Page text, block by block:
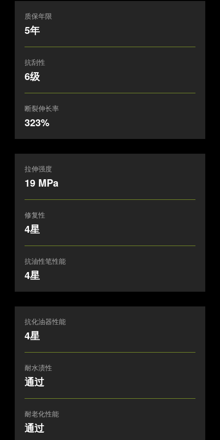
质保年限
5年
抗刮性
6级
断裂伸长率
323%
拉伸强度
19 MPa
修复性
4星
抗油性笔性能
4星
抗化油器性能
4星
耐水渍性
通过
耐老化性能
通过